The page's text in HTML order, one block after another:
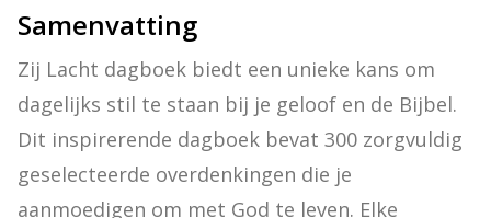
Samenvatting
Zij Lacht dagboek biedt een unieke kans om
dagelijks stil te staan bij je geloof en de Bijbel.
Dit inspirerende dagboek bevat 300 zorgvuldig
geselecteerde overdenkingen die je
aanmoedigen om met God te leven. Elke